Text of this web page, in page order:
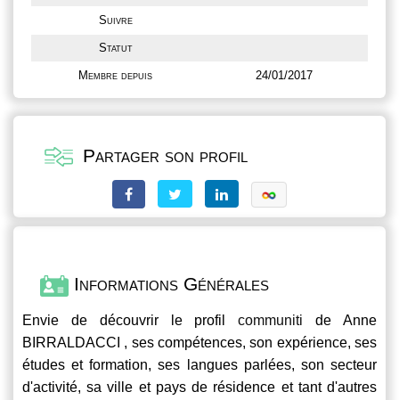
Suivre
Statut
Membre depuis 24/01/2017
Partager son profil
Informations Générales
Envie de découvrir le profilcommuniti de Anne
BIRRALDACCI , ses compétences, son expérience, ses
études et formation, ses langues parlées, son secteur
d'activité, sa ville et pays de résidence et tant d'autres